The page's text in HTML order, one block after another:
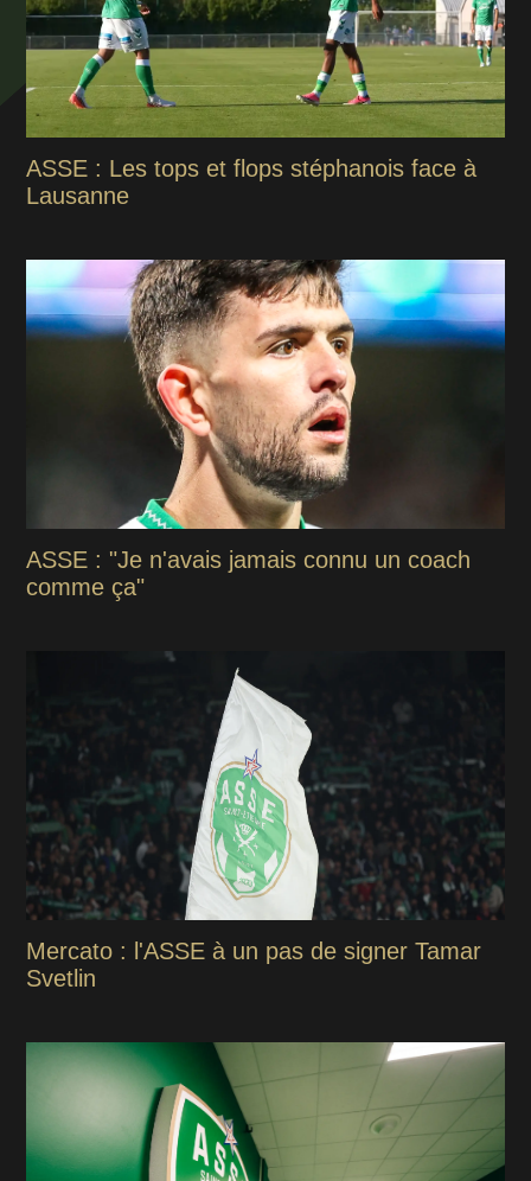
ASSE : Les tops et flops stéphanois face à
Lausanne
ASSE : "Je n'avais jamais connu un coach
comme ça"
Mercato : l'ASSE à un pas de signer Tamar
Svetlin